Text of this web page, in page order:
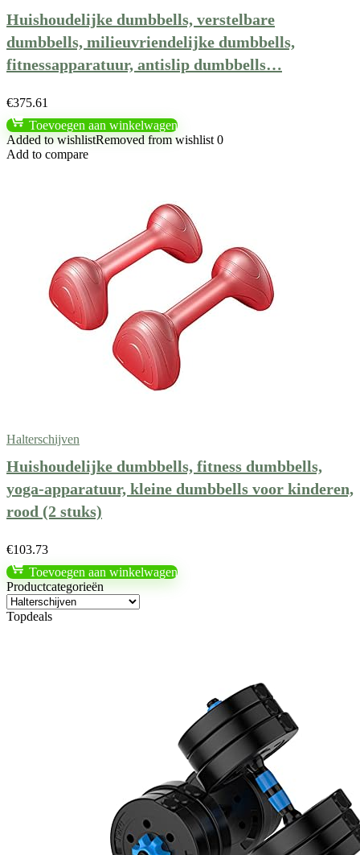
Huishoudelijke dumbbells, verstelbare
dumbbells, milieuvriendelijke dumbbells,
fitnessapparatuur, antislip dumbbells…
€375.61
Toevoegen aan winkelwagen
Added to wishlistRemoved from wishlist 0
Add to compare
Halterschijven
Huishoudelijke dumbbells, fitness dumbbells,
yoga-apparatuur, kleine dumbbells voor kinderen,
rood (2 stuks)
€103.73
Toevoegen aan winkelwagen
Productcategorieën
Topdeals